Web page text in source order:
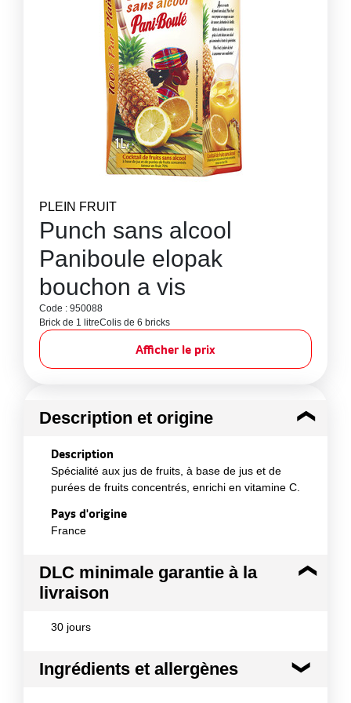
PLEIN FRUIT
Punch sans alcool
Paniboule elopak
bouchon a vis
Code : 950088
Brick de 1 litreColis de 6 bricks
Afficher le prix
Description et origine
Description
Spécialité aux jus de fruits, à base de jus et de
purées de fruits concentrés, enrichi en vitamine C.
Pays d'origine
France
DLC minimale garantie à la
livraison
30 jours
Ingrédients et allergènes